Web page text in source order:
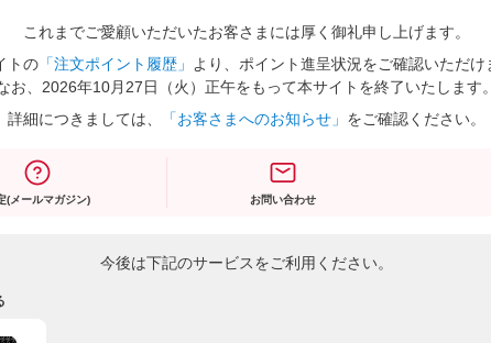
これまでご愛顧いただいたお客さまには厚く御礼申し上げます。
トの 「注文ポイント履歴」
より、ポイント進呈状況をご確認いただけ
お、2026年10月27日（火）正午をもって本サイトを終了いたします。
詳細につきましては、
「お客さまへのお知らせ」 をご確認ください。
(メールマガジン) お問い合わせ
今後は下記のサービスをご利用ください。